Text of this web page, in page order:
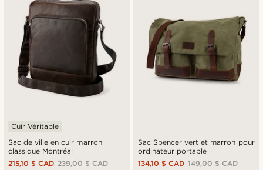
Sac de ville en cuir marron
classique Montréal
Cuir Véritable
239,00 $ CAD
215,10 $ CAD
Sac Spencer vert et marron pour
ordinateur portable
149,00 $ CAD
134,10 $ CAD